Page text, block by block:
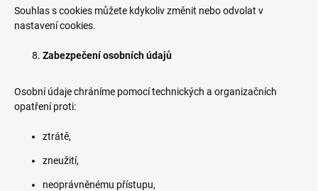
Souhlas s cookies můžete kdykoliv změnit nebo odvolat v
nastavení cookies.
Zabezpečení osobních údajů
Osobní údaje chráníme pomocí technických a organizačních
opatření proti:
ztrátě,
zneužití,
neoprávněnému přístupu,